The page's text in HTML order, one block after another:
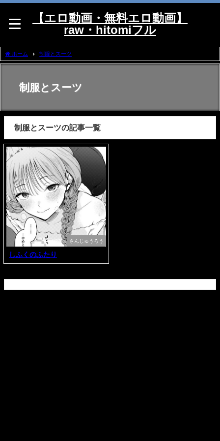
【エロ動画・無料エロ動画】
raw・hitomiフル
ホーム 制服とスーツ
制服とスーツ
制服とスーツの記事一覧
さんじゅうろう
しふくのふたり